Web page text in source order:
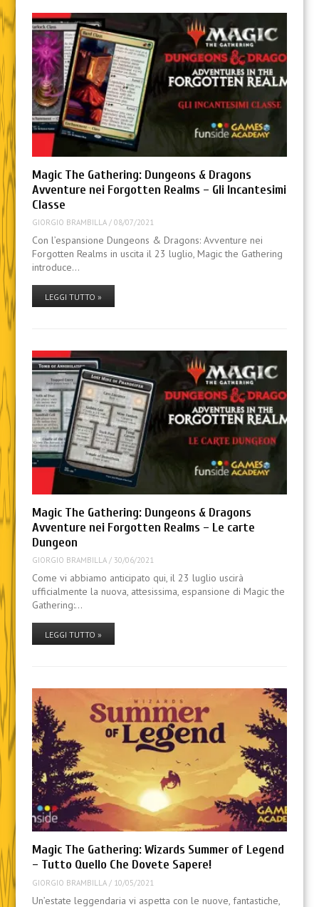
Magic The Gathering: Dungeons & Dragons
Avventure nei Forgotten Realms – Gli Incantesimi
Classe
GIORGIO BRAMBILLA/ 08/07/2021
Con l’espansione Dungeons & Dragons: Avventure nei
Forgotten Realms in uscita il 23 luglio, Magic the Gathering
introduce…
LEGGI TUTTO »
Magic The Gathering: Dungeons & Dragons
Avventure nei Forgotten Realms – Le carte
Dungeon
GIORGIO BRAMBILLA/ 30/06/2021
Come vi abbiamo anticipato qui, il 23 luglio uscirà
ufficialmente la nuova, attesissima, espansione di Magic the
Gathering:…
LEGGI TUTTO »
Magic The Gathering: Wizards Summer of Legend
– Tutto Quello Che Dovete Sapere!
GIORGIO BRAMBILLA/ 10/05/2021
Un’estate leggendaria vi aspetta con le nuove, fantastiche,